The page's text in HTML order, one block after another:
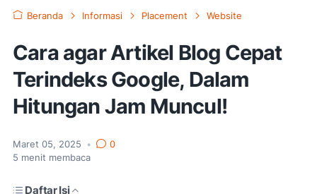
Beranda Informasi Placement Website
Cara agar Artikel Blog Cepat
Terindeks Google, Dalam
Hitungan Jam Muncul!
Maret 05, 2025 •
0
5 menit membaca
Daftar Isi